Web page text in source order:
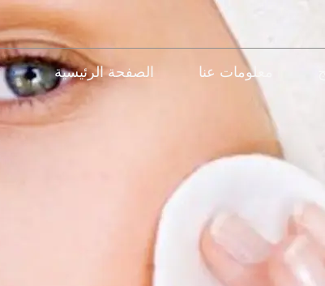
الصفحة الرئيسية معلومات عنا